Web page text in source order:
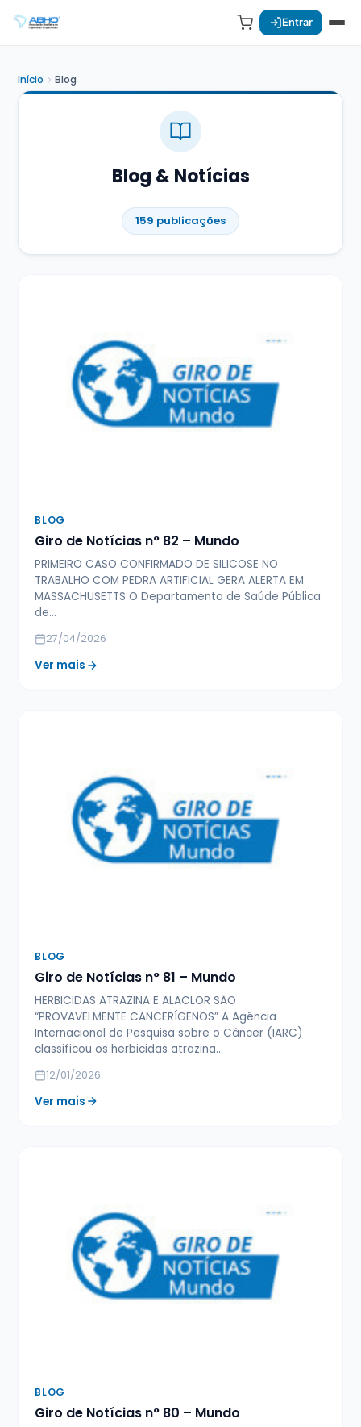
Entrar
Início Blog
Blog & Notícias
159 publicações
BLOG
Giro de Notícias n° 82 – Mundo
PRIMEIRO CASO CONFIRMADO DE SILICOSE NO
TRABALHO COM PEDRA ARTIFICIAL GERA ALERTA EM
MASSACHUSETTS O Departamento de Saúde Pública
de…
27/04/2026
Ver mais
BLOG
Giro de Notícias n° 81 – Mundo
HERBICIDAS ATRAZINA E ALACLOR SÃO
“PROVAVELMENTE CANCERÍGENOS” A Agência
Internacional de Pesquisa sobre o Câncer (IARC)
classificou os herbicidas atrazina…
12/01/2026
Ver mais
BLOG
Giro de Notícias n° 80 – Mundo